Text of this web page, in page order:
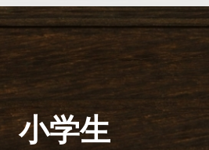
小学生